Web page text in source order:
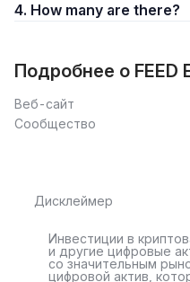
4. How many are there?
Подробнее о FEED
Веб-сайт
Сообщество
Дисклеймер
Инвестиции в
и другие цифровые
со значительным
цифровой актив,